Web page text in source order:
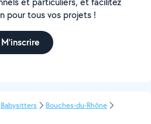
pour tous vos projets !
M'inscrire
Babysitters
Bouches-du-Rhône